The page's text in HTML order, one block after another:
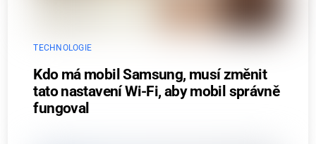
TECHNOLOGIE
Kdo má mobil Samsung, musí změnit
tato nastavení Wi-Fi, aby mobil správně
fungoval